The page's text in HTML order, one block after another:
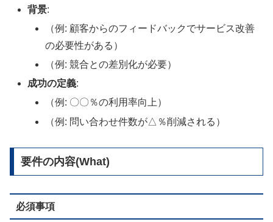
背景:
（例: 顧客からのフィードバックでサービス改善
の必要性がある）
（例: 競合との差別化が必要）
成功の定義:
（例: 〇〇％の利用率向上）
（例: 問い合わせ件数が△％削減される）
要件の内容(What)
必須事項